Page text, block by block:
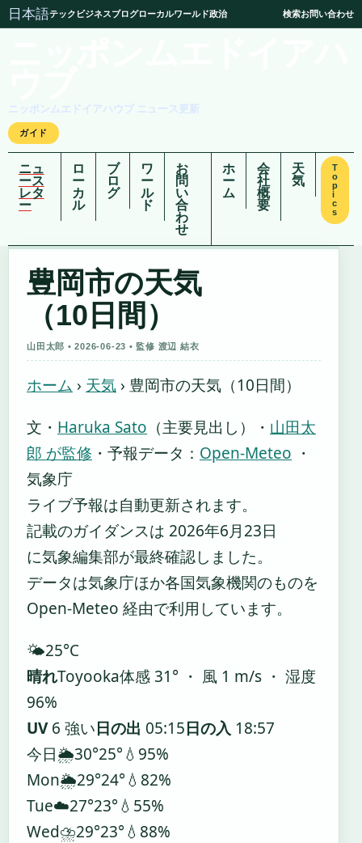
日本語テック ビジネスブログローカルワールド政治 検索お問い合わせ
ニッポンムエドイアハウブ ニュース更新
ガイド
ニュ
ース
レタ
ー
ロ
ー
カ
ル
ブ
ロ
グ
ワ
ー
ル
ド
お
問
い
合
わ
せ
ホ
ー
ム
会
社
概
要
天
気
T
o
p
i
c
s
豊岡市の天気
（10日間）
山田太郎 • 2026-06-23 • 監修 渡辺 結衣
ホーム › 天気 › 豊岡市の天気（10日間）
文・ Haruka Sato （主要見出し） ・ 山田太
郎 が監修 ・ 予報データ： Open-Meteo ・
気象庁
ライブ予報は自動更新されます。
記載のガイダンスは 2026年6月23日
に気象編集部が最終確認しました。
データは気象庁ほか各国気象機関のものを
Open-Meteo 経由で利用しています。
🌤️25°C
晴れToyooka体感 31° ・ 風 1 m/s ・ 湿度
96%
UV6 強い日の出 05:15日の入 18:57
今日🌦️30°25°💧95%
Mon🌦️29°24°💧82%
Tue☁️27°23°💧55%
Wed⛈️29°23°💧88%